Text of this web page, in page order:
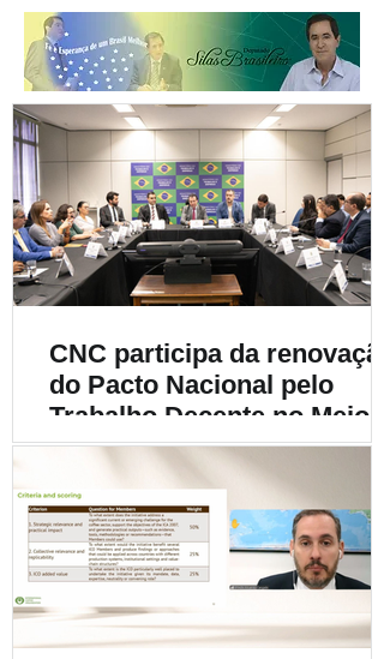
CNC participa da renovação
do Pacto Nacional pelo
Trabalho Decente no Meio
Rural e destaca a
importância da
sustentabilidade social na
cafeicultura